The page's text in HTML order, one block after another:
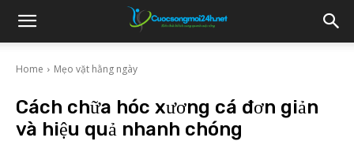
Home Mẹo vặt hằng ngày
Cách chữa hóc xương cá đơn giản
và hiệu quả nhanh chóng